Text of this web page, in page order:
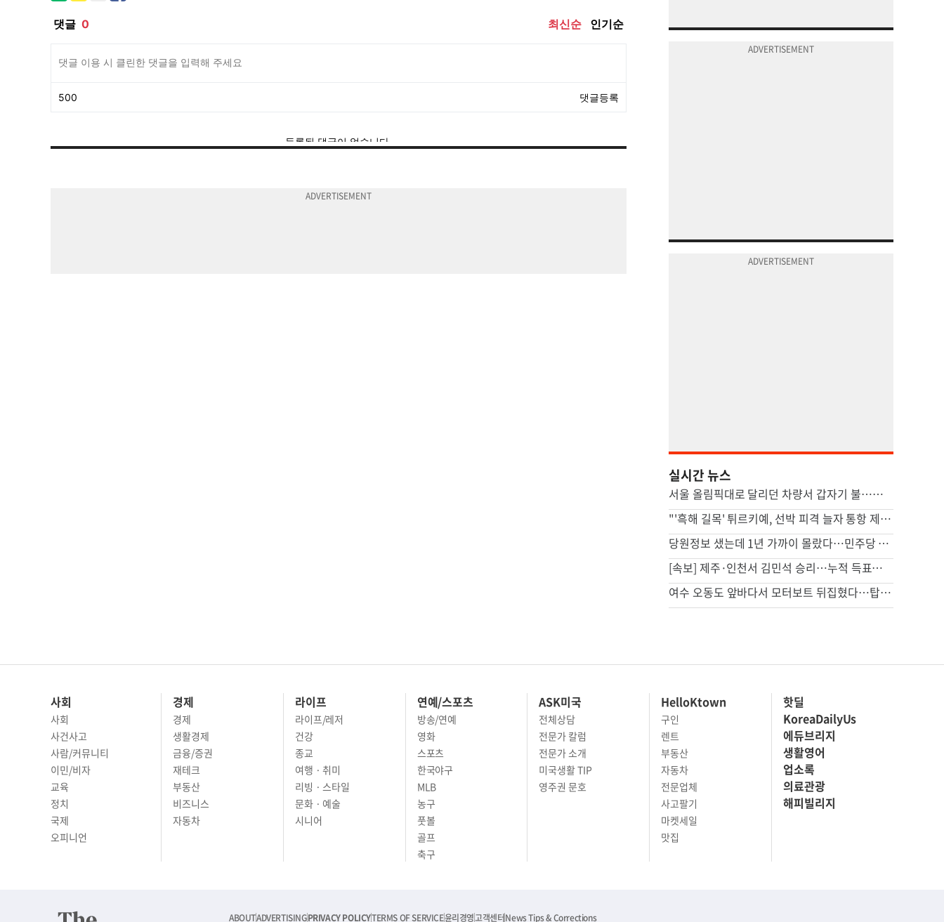
실시간 뉴스
서울 올림픽대로 달리던 차량서 갑자기 불…운전자 1명 경상
"'흑해 길목' 튀르키예, 선박 피격 늘자 통항 제한"
당원정보 샜는데 1년 가까이 몰랐다…민주당 “당시 이상없다 판단”
[속보] 제주·인천서 김민석 승리…누적 득표도 정청래에 역전
여수 오동도 앞바다서 모터보트 뒤집혔다…탑승객 2명 사망
사회
사회
사건사고
사람/커뮤니티
이민/비자
교육
정치
국제
오피니언
경제
경제
생활경제
금융/증권
재테크
부동산
비즈니스
자동차
라이프
라이프/레저
건강
종교
여행 · 취미
리빙 · 스타일
문화 · 예술
시니어
연예/스포츠
방송/연예
영화
스포츠
한국야구
MLB
농구
풋볼
골프
축구
ASK미국
전체상담
전문가 칼럼
전문가 소개
미국생활 TIP
영주권 문호
HelloKtown
구인
렌트
부동산
자동차
전문업체
사고팔기
마켓세일
맛집
핫딜
KoreaDailyUs
에듀브리지
생활영어
업소록
의료관광
해피빌리지
ABOUTADVERTISINGPRIVACY POLICYTERMS OF SERVICE윤리경영고객센터News Tips & Corrections